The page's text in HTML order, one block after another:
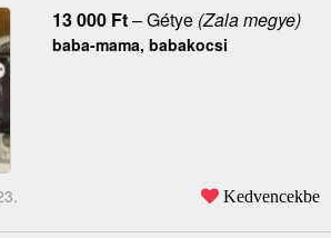
13 000 Ft–Gétye(Zala megye)
baba-mama, babakocsi
Kedvencekbe